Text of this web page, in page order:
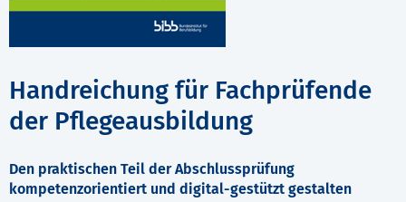
Handreichung für Fachprüfende
der Pflegeausbildung
Den praktischen Teil der Abschlussprüfung
kompetenzorientiert und digital-gestützt gestalten